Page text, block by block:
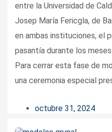
entre la Universidad de
Josep María Fericgla, de
en ambas instituciones, el
pasantía durante los
Para cerrar esta fase de
una ceremonia especial
octubre 31, 2024